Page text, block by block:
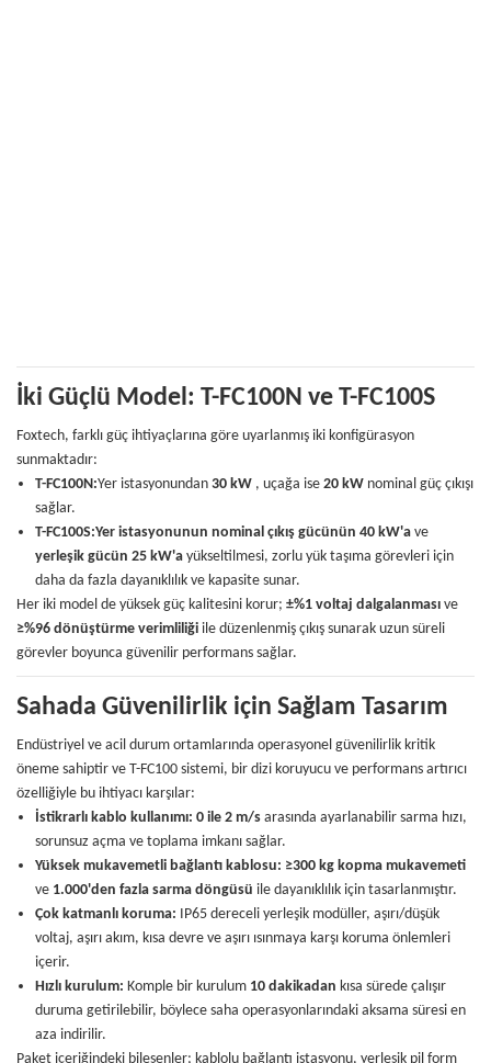
İki Güçlü Model: T-FC100N ve T-FC100S
Foxtech, farklı güç ihtiyaçlarına göre uyarlanmış iki konfigürasyon
sunmaktadır:
T-FC100N:Yer istasyonundan 30 kW, uçağa ise 20 kWnominal güç çıkışı
sağlar.
T-FC100S:Yer istasyonunun nominal çıkış gücünün 40 kW'ave
yerleşik gücün 25 kW'ayükseltilmesi, zorlu yük taşıma görevleri için
daha da fazla dayanıklılık ve kapasite sunar.
Her iki model de yüksek güç kalitesini korur; ±%1 voltaj dalgalanması ve
≥%96 dönüştürme verimliliği ile düzenlenmiş çıkış sunarak uzun süreli
görevler boyunca güvenilir performans sağlar.
Sahada Güvenilirlik için Sağlam Tasarım
Endüstriyel ve acil durum ortamlarında operasyonel güvenilirlik kritik
öneme sahiptir ve T-FC100 sistemi, bir dizi koruyucu ve performans artırıcı
özelliğiyle bu ihtiyacı karşılar:
İstikrarlı kablo kullanımı: 0 ile 2 m/sarasında ayarlanabilir sarma hızı,
sorunsuz açma ve toplama imkanı sağlar.
Yüksek mukavemetli bağlantı kablosu: ≥300 kg kopma mukavemeti
ve 1.000'den fazla sarma döngüsü ile dayanıklılık için tasarlanmıştır.
Çok katmanlı koruma: IP65 dereceli yerleşik modüller, aşırı/düşük
voltaj, aşırı akım, kısa devre ve aşırı ısınmaya karşı koruma önlemleri
içerir.
Hızlı kurulum: Komple bir kurulum 10 dakikadan kısa sürede çalışır
duruma getirilebilir, böylece saha operasyonlarındaki aksama süresi en
aza indirilir.
Paket içeriğindeki bileşenler; kablolu bağlantı istasyonu, yerleşik pil form